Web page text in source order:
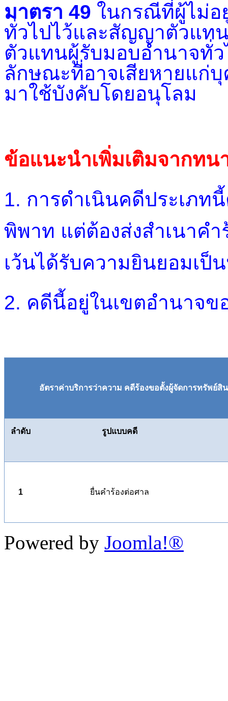
มาตรา 49 ในกรณีที่ผู้ไม่อ
ทั่วไปไว้และสัญญาตัวแท
ตัวแทนผู้รับมอบอำนาจทั่
ลักษณะที่อาจเสียหายแก่
มาใช้บังคับโดยอนุโลม
ข้อแนะนำเพิ่มเติมจากทน
1. การดำเนินคดีประเภท
พิพาท แต่ต้องส่งสำเนาค
เว้นได้รับความยินยอมเป็
2. คดีนี้อยู่ในเขตอำนาจข
อัตราค่าบริการว่าความ คดีร้องขอตั้งผู้จัดการทรัพย์สิ
ลำดับ รูปแบบคดี
1 ยื่นคำร้องต่อศาล
Powered by Joomla!®